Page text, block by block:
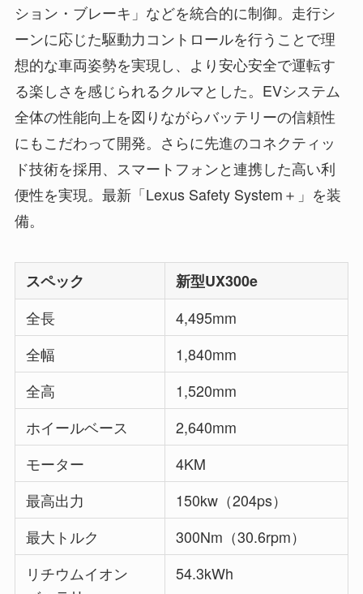
ション・ブレーキ」などを統合的に制御。走行シ
ーンに応じた駆動力コントロールを行うことで理
想的な車両姿勢を実現し、より安心安全で運転す
る楽しさを感じられるクルマとした。EVシステム
全体の性能向上を図りながらバッテリーの信頼性
にもこだわって開発。さらに先進のコネクティッ
ド技術を採用、スマートフォンと連携した高い利
便性を実現。最新「Lexus Safety System＋」を装
備。
スペック
新型UX300e
全長
4,495mm
全幅
1,840mm
全高
1,520mm
ホイールベース
2,640mm
モーター
4KM
最高出力
150kw（204ps）
最大トルク
300Nm（30.6rpm）
リチウムイオン
54.3kWh